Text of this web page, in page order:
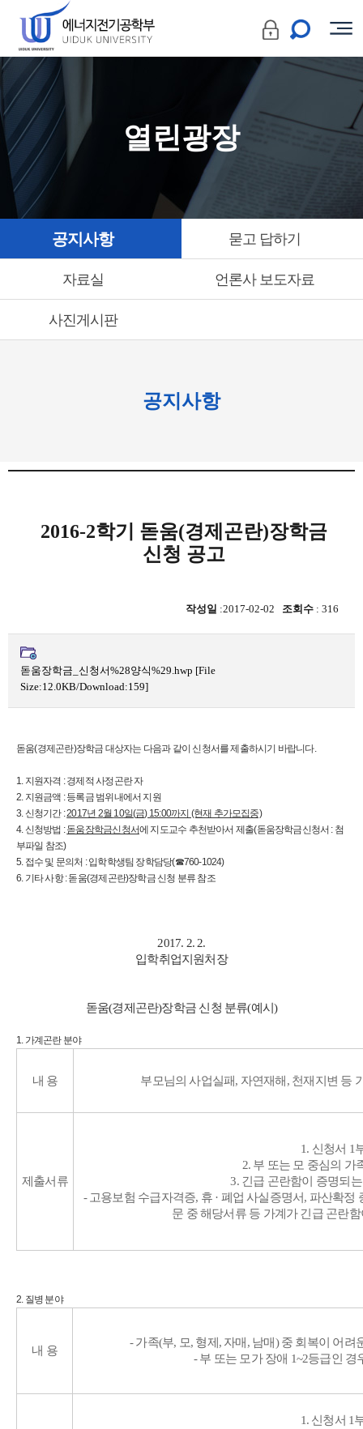
열린광장
공지사항 묻고 답하기
자료실 언론사 보도자료
사진게시판
공지사항
2016-2학기 돋움(경제곤란)장학금
신청 공고
작성일 :2017-02-02 조회수 : 316
돋움장학금_신청서%28양식%29.hwp [File
Size:12.0KB/Download:159]
돋움(경제곤란)장학금 대상자는 다음과 같이 신청서를 제출하시기 바랍니다.
1. 지원자격 : 경제적 사정곤란 자
2. 지원금액 : 등록금 범위내에서 지원
3. 신청기간 :2017년 2월 10일(금) 15:00까지 (현재 추가모집중)
4. 신청방법 : 돋움장학금신청서에 지도교수 추천받아서 제출(돋움장학금신청서 : 첨
부파일 참조)
5. 접수 및 문의처 : 입학학생팀 장학담당(☎760-1024)
6. 기타 사항 : 돋움(경제곤란)장학금 신청 분류 참조
2017. 2. 2.
입학취업지원처장
돋움(경제곤란)장학금 신청 분류(예시)
1. 가계곤란 분야
내 용 부모님의 사업실패, 자연재해, 천재지변 등
제출서류
1. 신청서 1
2. 부 또는 모 중심의 가
3. 긴급 곤란함이 증명되
- 고용보험 수급자격증, 휴 · 폐업 사실증명서, 파산확
문 중 해당서류 등 가계가 긴급 곤란
2. 질병 분야
내 용
- 가족(부, 모, 형제, 자매, 남매) 중 회복이 어려
- 부 또는 모가 장애 1~2등급인 경
1. 신청서 1